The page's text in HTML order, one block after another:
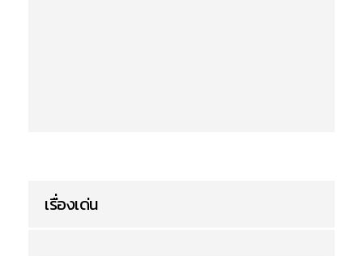
เรื่องเด่น